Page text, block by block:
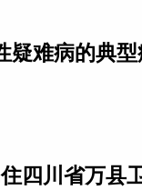
疑难病的典
四川省万县